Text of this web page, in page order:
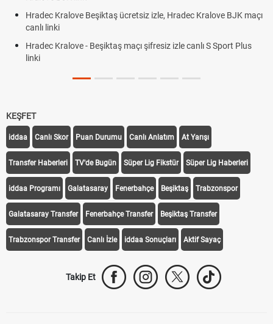
Hradec Kralove Beşiktaş ücretsiz izle, Hradec Kralove BJK maçı
canlı linki
Hradec Kralove - Beşiktaş maçı şifresiz izle canlı S Sport Plus
linki
KEŞFET
iddaa Canlı Skor Puan Durumu Canlı Anlatım At Yarışı
Transfer Haberleri TV'de Bugün Süper Lig Fikstür Süper Lig Haberleri
iddaa Programı Galatasaray Fenerbahçe Beşiktaş Trabzonspor
Galatasaray Transfer Fenerbahçe Transfer Beşiktaş Transfer
Trabzonspor Transfer Canlı İzle iddaa Sonuçları Aktif Sayaç
Takip Et